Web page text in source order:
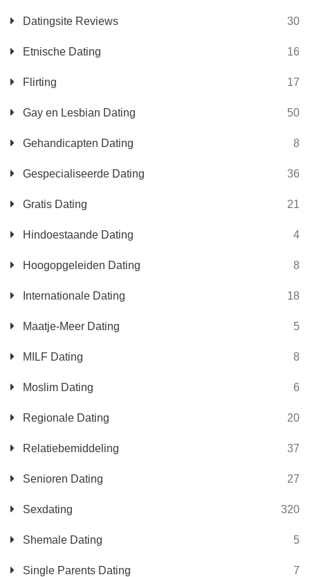
Datingsite Reviews 30
Etnische Dating 16
Flirting 17
Gay en Lesbian Dating 50
Gehandicapten Dating 8
Gespecialiseerde Dating 36
Gratis Dating 21
Hindoestaande Dating 4
Hoogopgeleiden Dating 8
Internationale Dating 18
Maatje-Meer Dating 5
MILF Dating 8
Moslim Dating 6
Regionale Dating 20
Relatiebemiddeling 37
Senioren Dating 27
Sexdating 320
Shemale Dating 5
Single Parents Dating 7